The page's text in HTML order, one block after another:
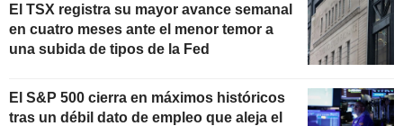
El TSX registra su mayor avance semanal
en cuatro meses ante el menor temor a
una subida de tipos de la Fed
El S&P 500 cierra en máximos históricos
tras un débil dato de empleo que aleja el